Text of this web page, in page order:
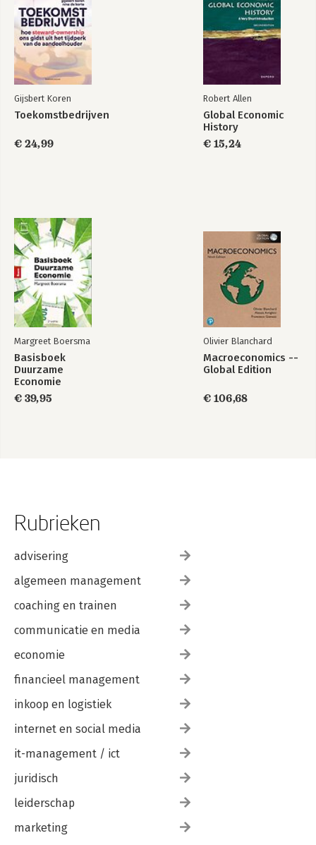
Gijsbert Koren
Toekomstbedrijven
€ 24,99
Robert Allen
Global Economic
History
€ 15,24
Margreet Boersma
Basisboek
Duurzame
Economie
€ 39,95
Olivier Blanchard
Macroeconomics --
Global Edition
€ 106,68
Rubrieken
advisering
algemeen management
coaching en trainen
communicatie en media
economie
financieel management
inkoop en logistiek
internet en social media
it-management / ict
juridisch
leiderschap
marketing